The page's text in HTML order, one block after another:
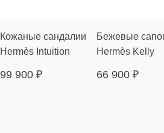
Кожаные сандалии
Hermès Intuition
99 900 ₽
Бежевые
Hermès Kelly
66 900 ₽